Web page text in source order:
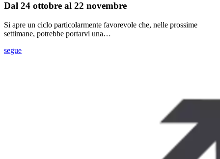
Dal 24 ottobre al 22 novembre
Si apre un ciclo particolarmente favorevole che, nelle prossime
settimane, potrebbe portarvi una…
segue